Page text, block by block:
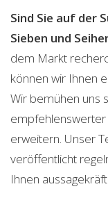
Sind Sie auf der
Sieben und
dem Markt
können wir Ihnen
Wir bemühen uns
empfehlenswerter
erweitern. Unser
veröffentlicht
Ihnen